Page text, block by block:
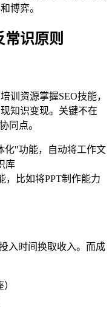
博弈。
识原则
训资源掌握SEO技能，
知识变现。关键不在
同点。
化"功能，自动将工作文
库
，比如将PPT制作能力
入时间换取收入。而成